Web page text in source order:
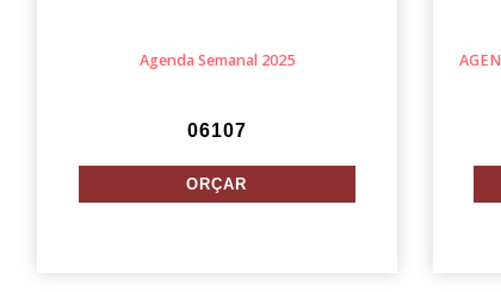
Agenda Semanal 2025
06107